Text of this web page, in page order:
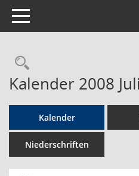
Toggle navigation
Kalender 2008 Juli
Kalender
Niederschriften